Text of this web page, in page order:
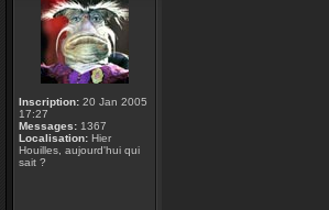
Inscription: 20 Jan 2005
17:27
Messages: 1367
Localisation: Hier
Houilles, aujourd'hui qui
sait ?